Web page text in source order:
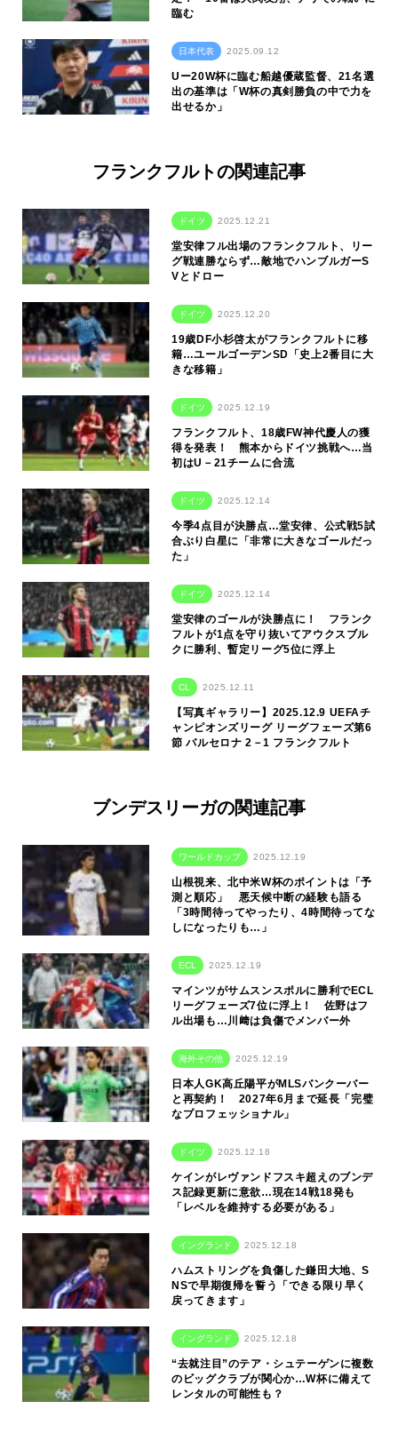
臨む
日本代表 2025.09.12
Uー20W杯に臨む船越優蔵監督、21名選
出の基準は「W杯の真剣勝負の中で力を
出せるか」
フランクフルトの関連記事
ドイツ 2025.12.21
堂安律フル出場のフランクフルト、リー
グ戦連勝ならず…敵地でハンブルガーS
Vとドロー
ドイツ 2025.12.20
19歳DF小杉啓太がフランクフルトに移
籍…ユールゴーデンSD「史上2番目に大
きな移籍」
ドイツ 2025.12.19
フランクフルト、18歳FW神代慶人の獲
得を発表！ 熊本からドイツ挑戦へ…当
初はU－21チームに合流
ドイツ 2025.12.14
今季4点目が決勝点…堂安律、公式戦5試
合ぶり白星に「非常に大きなゴールだっ
た」
ドイツ 2025.12.14
堂安律のゴールが決勝点に！ フランク
フルトが1点を守り抜いてアウクスブル
クに勝利、暫定リーグ5位に浮上
CL 2025.12.11
【写真ギャラリー】2025.12.9 UEFAチ
ャンピオンズリーグ リーグフェーズ第6
節 バルセロナ 2－1 フランクフルト
ブンデスリーガの関連記事
ワールドカップ 2025.12.19
山根視来、北中米W杯のポイントは「予
測と順応」 悪天候中断の経験も語る
「3時間待ってやったり、4時間待ってな
しになったりも…」
ECL 2025.12.19
マインツがサムスンスポルに勝利でECL
リーグフェーズ7位に浮上！ 佐野はフ
ル出場も…川﨑は負傷でメンバー外
海外その他 2025.12.19
日本人GK高丘陽平がMLSバンクーバー
と再契約！ 2027年6月まで延長「完璧
なプロフェッショナル」
ドイツ 2025.12.18
ケインがレヴァンドフスキ超えのブンデ
ス記録更新に意欲…現在14戦18発も
「レベルを維持する必要がある」
イングランド 2025.12.18
ハムストリングを負傷した鎌田大地、S
NSで早期復帰を誓う「できる限り早く
戻ってきます」
イングランド 2025.12.18
“去就注目”のテア・シュテーゲンに複数
のビッグクラブが関心か…W杯に備えて
レンタルの可能性も？